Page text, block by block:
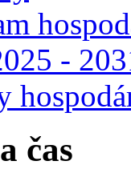
-
čas